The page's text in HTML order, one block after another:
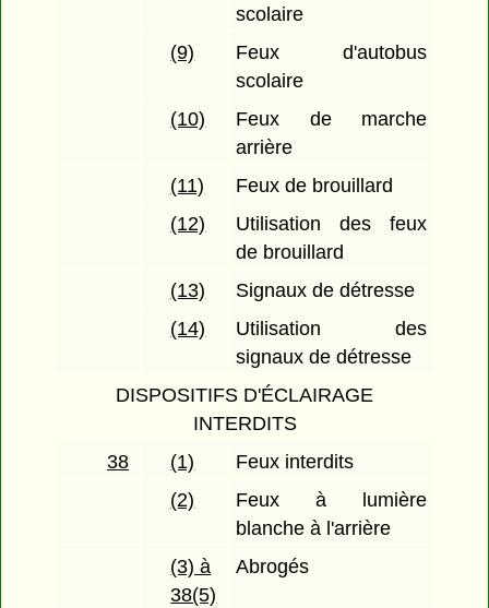
scolaire
(9)
Feux d'autobus
scolaire
(10)
Feux de marche
arrière
(11)
Feux de brouillard
(12)
Utilisation des feux
de brouillard
(13)
Signaux de détresse
(14)
Utilisation des
signaux de détresse
DISPOSITIFS D'ÉCLAIRAGE
INTERDITS
38
(1)
Feux interdits
(2)
Feux à lumière
blanche à l'arrière
(3) à
38(5)
Abrogés